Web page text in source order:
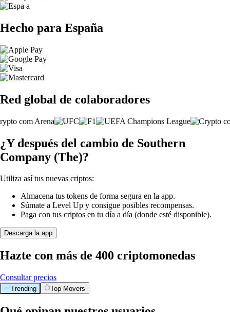
Hecho para España
Red global de colaboradores
¿Y después del cambio de Southern
Company (The)?
Utiliza así tus nuevas criptos:
Almacena tus tokens de forma segura en la app.
Súmate a Level Up y consigue posibles recompensas.
Paga con tus criptos en tu día a día (donde esté disponible).
Descarga la app
Hazte con más de 400 criptomonedas
Consultar precios
Trending Top Movers